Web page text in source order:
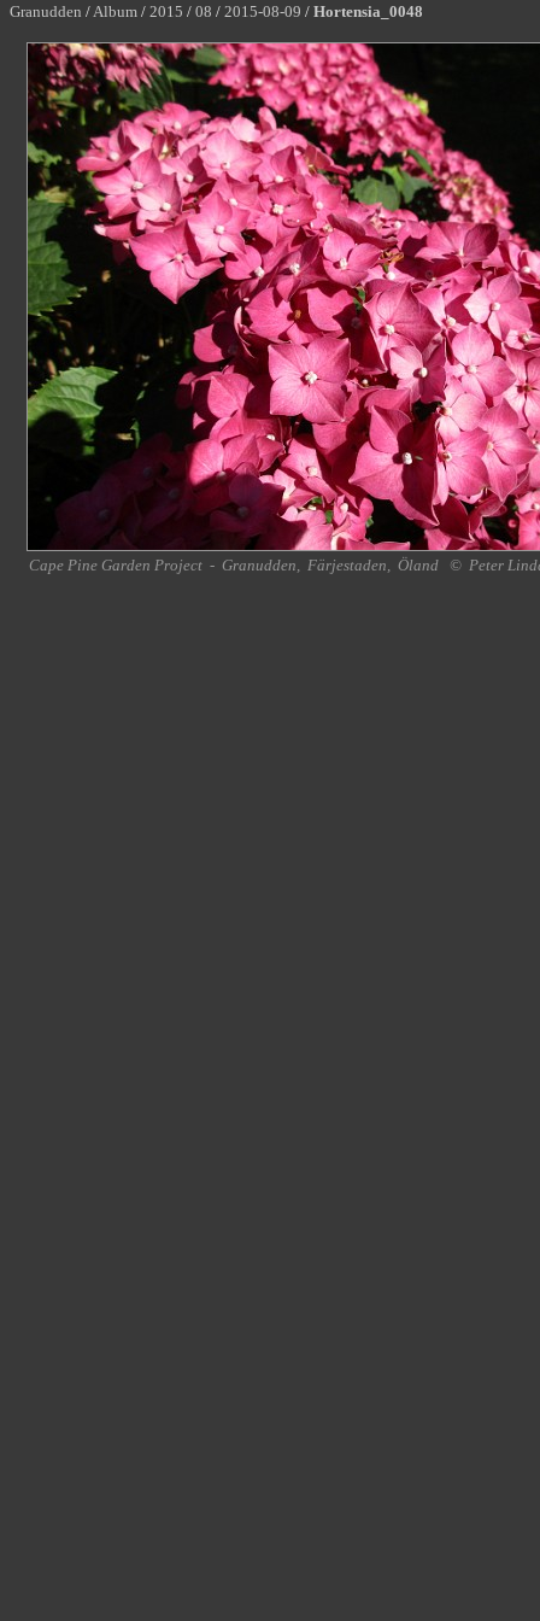
Granudden /Album / 2015 / 08 / 2015-08-09 / Hortensia_0048
Cape Pine Garden Project - Granudden, Färjestaden, Öland © Peter